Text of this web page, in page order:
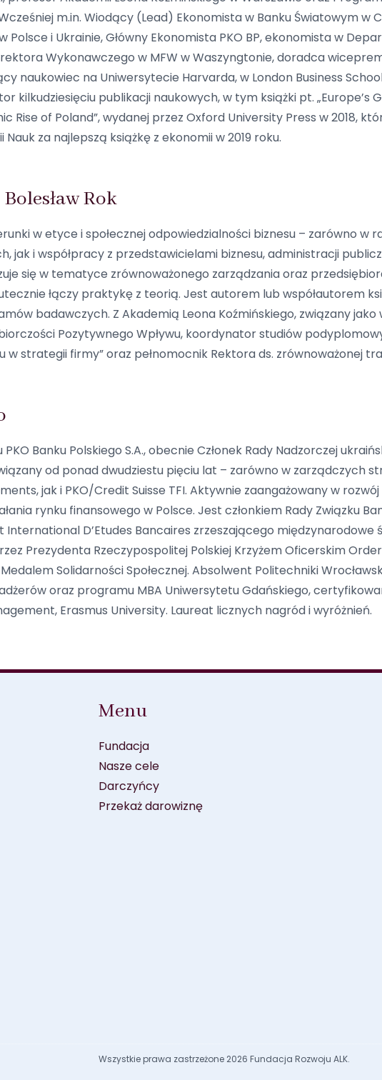
m.in. Wiodący (Lead) Ekonomista w Banku Światowym w
Polsce i Ukrainie, Główny Ekonomista PKO BP, ekonomista w
Wykonawczego w MFW w Waszyngtonie, doradca
naukowiec na Uniwersytecie Harvarda, w London Business
kilkudziesięciu publikacji naukowych, w tym książki pt. „Europe’s
Rise of Poland”, wydanej przez Oxford University Press w 2018,
za najlepszą książkę z ekonomii w 2019 roku.
Rok
w etyce i społecznej odpowiedzialności biznesu – zarówno w
jak i współpracy z przedstawicielami biznesu, administracji
się w tematyce zrównoważonego zarządzania oraz
łączy praktykę z teorią. Jest autorem lub współautorem
badawczych. Z Akademią Leona Koźmińskiego, związany jako
Pozytywnego Wpływu, koordynator studiów
w strategii firmy” oraz pełnomocnik Rektora ds. zrównoważonej
Banku Polskiego S.A., obecnie Członek Rady Nadzorczej
od ponad dwudziestu pięciu lat – zarówno w zarządczych
jak i PKO/Credit Suisse TFI. Aktywnie zaangażowany w
rynku finansowego w Polsce. Jest członkiem Rady Związku
D’Etudes Bancaires zrzeszającego międzynarodowe
Prezydenta Rzeczypospolitej Polskiej Krzyżem Oficerskim
Solidarności Społecznej. Absolwent Politechniki
oraz programu MBA Uniwersytetu Gdańskiego,
Erasmus University. Laureat licznych nagród i wyróżnień.
Menu
Fundacja
Nasze cele
Darczyńcy
Przekaż darowiznę
Wszystkie prawa zastrzeżone 2026 Fundacja Rozwoju ALK.